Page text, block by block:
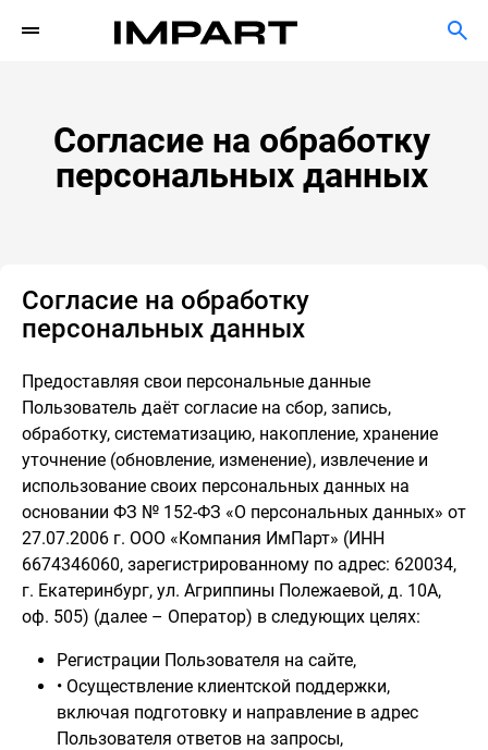
Согласие на обработку
персональных данных
Согласие на обработку
персональных данных
Предоставляя свои персональные данные
Пользователь даёт согласие на сбор, запись,
обработку, систематизацию, накопление, хранение
уточнение (обновление, изменение), извлечение и
использование своих персональных данных на
основании ФЗ № 152-ФЗ «О персональных данных» от
27.07.2006 г. ООО «Компания ИмПарт» (ИНН
6674346060, зарегистрированному по адрес: 620034,
г. Екатеринбург, ул. Агриппины Полежаевой, д. 10А,
оф. 505) (далее – Оператор) в следующих целях:
Регистрации Пользователя на сайте,
• Осуществление клиентской поддержки,
включая подготовку и направление в адрес
Пользователя ответов на запросы,